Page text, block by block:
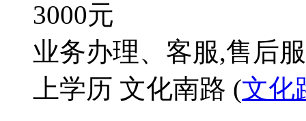
3000元
业务办理、客服,售后
上学历 文化南路 (文化